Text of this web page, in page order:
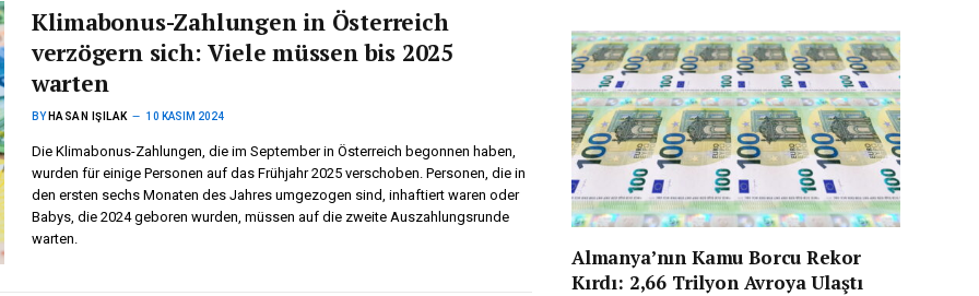
Klimabonus-Zahlungen in Österreich
verzögern sich: Viele müssen bis 2025
warten
BY HASAN IŞILAK 10 KASIM 2024
Die Klimabonus-Zahlungen, die im September in Österreich begonnen haben,
wurden für einige Personen auf das Frühjahr 2025 verschoben. Personen, die in
den ersten sechs Monaten des Jahres umgezogen sind, inhaftiert waren oder
Babys, die 2024 geboren wurden, müssen auf die zweite Auszahlungsrunde
warten.
Almanya’nın Kamu Borcu Rekor
Kırdı: 2,66 Trilyon Avroya Ulaştı